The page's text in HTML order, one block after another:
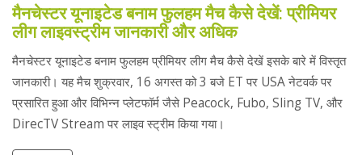
मैनचेस्टर यूनाइटेड बनाम फुलहम मैच कैसे देखें: प्रीमियर
लीग लाइवस्ट्रीम जानकारी और अधिक
मैनचेस्टर यूनाइटेड बनाम फुलहम प्रीमियर लीग मैच कैसे देखें इसके बारे में विस्तृत
जानकारी। यह मैच शुक्रवार, 16 अगस्त को 3 बजे ET पर USA नेटवर्क पर
प्रसारित हुआ और विभिन्न प्लेटफॉर्म जैसे Peacock, Fubo, Sling TV, और
DirecTV Stream पर लाइव स्ट्रीम किया गया।